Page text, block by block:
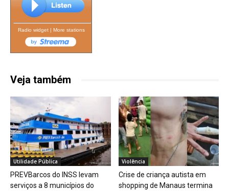
Radio widget| More stations
Veja também
Utilidade Pública
PREVBarcos do INSS levam
serviços a 8 municípios do
Violência
Crise de criança autista em
shopping de Manaus termina